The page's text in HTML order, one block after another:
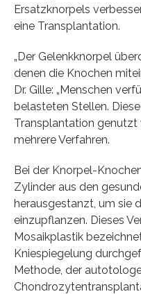
Ersatzknorpels
eine Transplantation.
„Der Gelenkknorpel
denen die Knochen
Dr. Gille: „Menschen
belasteten Stellen.
Transplantation genutzt
mehrere Verfahren.
Bei der Knorpel-
Zylinder aus den
herausgestanzt, um sie
einzupflanzen. Dieses
Mosaikplastik
Kniespiegelung
Methode, der